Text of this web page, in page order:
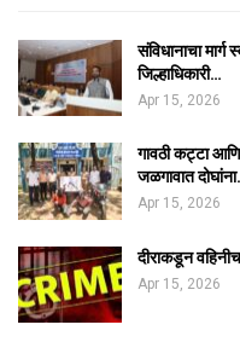
संविधानाचा
जिल्हाधिकारी…
Apr 15, 2026
गावठी कट्टा
जळगावात
Apr 15, 2026
दीराकडून
Apr 15, 2026